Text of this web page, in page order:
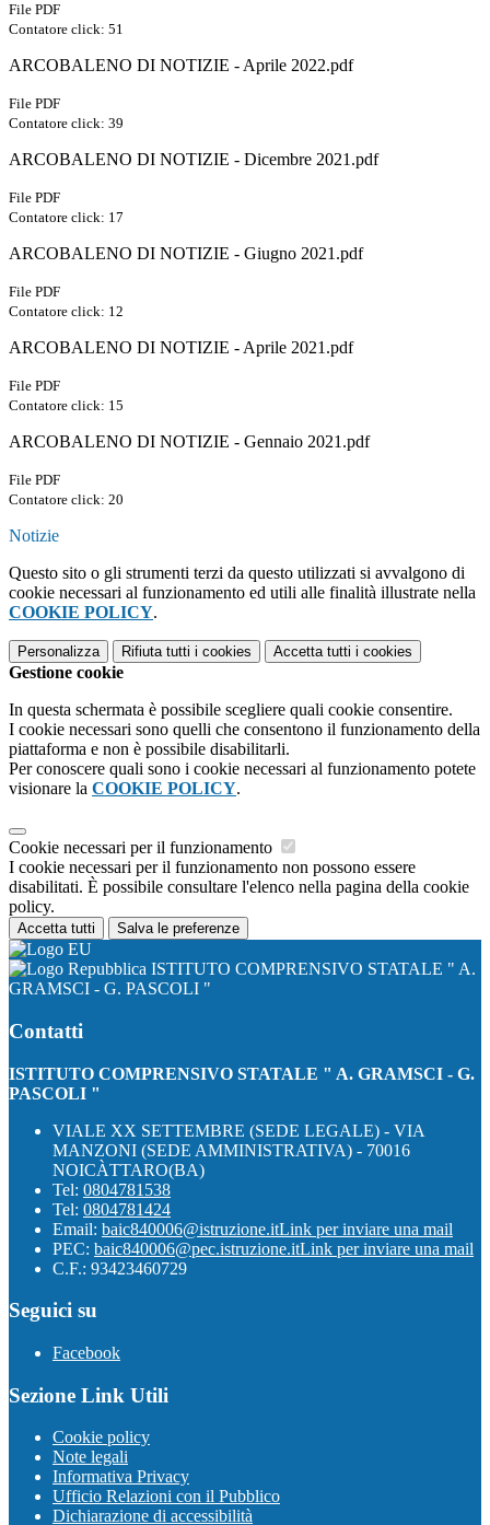
File PDF
Contatore click: 51
ARCOBALENO DI NOTIZIE - Aprile 2022.pdf
File PDF
Contatore click: 39
ARCOBALENO DI NOTIZIE - Dicembre 2021.pdf
File PDF
Contatore click: 17
ARCOBALENO DI NOTIZIE - Giugno 2021.pdf
File PDF
Contatore click: 12
ARCOBALENO DI NOTIZIE - Aprile 2021.pdf
File PDF
Contatore click: 15
ARCOBALENO DI NOTIZIE - Gennaio 2021.pdf
File PDF
Contatore click: 20
Notizie
Questo sito o gli strumenti terzi da questo utilizzati si avvalgono di
cookie necessari al funzionamento ed utili alle finalità illustrate nella
COOKIE POLICY.
Personalizza Rifiuta tutti i cookies Accetta tutti i cookies
Gestione cookie
In questa schermata è possibile scegliere quali cookie consentire.
I cookie necessari sono quelli che consentono il funzionamento della
piattaforma e non è possibile disabilitarli.
Per conoscere quali sono i cookie necessari al funzionamento potete
visionare la COOKIE POLICY.
Cookie necessari per il funzionamento
I cookie necessari per il funzionamento non possono essere
disabilitati. È possibile consultare l'elenco nella pagina della cookie
policy.
Accetta tutti Salva le preferenze
ISTITUTO COMPRENSIVO STATALE " A.
GRAMSCI - G. PASCOLI "
Contatti
ISTITUTO COMPRENSIVO STATALE " A. GRAMSCI - G.
PASCOLI "
VIALE XX SETTEMBRE (SEDE LEGALE) - VIA
MANZONI (SEDE AMMINISTRATIVA) - 70016
NOICÀTTARO(BA)
Tel: 0804781538
Tel: 0804781424
Email: baic840006@istruzione.itLink per inviare una mail
PEC: baic840006@pec.istruzione.itLink per inviare una mail
C.F.: 93423460729
Seguici su
Facebook
Sezione Link Utili
Cookie policy
Note legali
Informativa Privacy
Ufficio Relazioni con il Pubblico
Dichiarazione di accessibilità